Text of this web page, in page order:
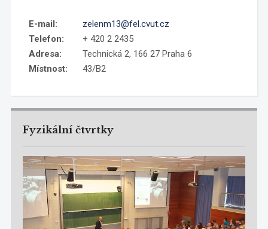
E-mail:
zelenm13@fel.cvut.cz
Telefon:
+ 420 2 2435
Adresa:
Technická 2, 166 27 Praha 6
Místnost:
43/B2
Fyzikální čtvrtky